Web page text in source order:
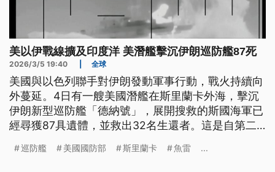
美以伊戰線擴及印度洋 美潛艦擊沉伊朗巡防艦87死
2026/3/5 19:40 全球
美國與以色列聯手對伊朗發動軍事行動，戰火持續向
外蔓延。4日有一艘美國潛艦在斯里蘭卡外海，擊沉
伊朗新型巡防艦「德納號」，展開搜救的斯國海軍已
經尋獲87具遺體，並救出32名生還者。這是自第二
也顯示美、以對伊朗的軍事打擊，已經不再侷限於波
巡防艦 美國國防部 斯里蘭卡 魚雷 ...